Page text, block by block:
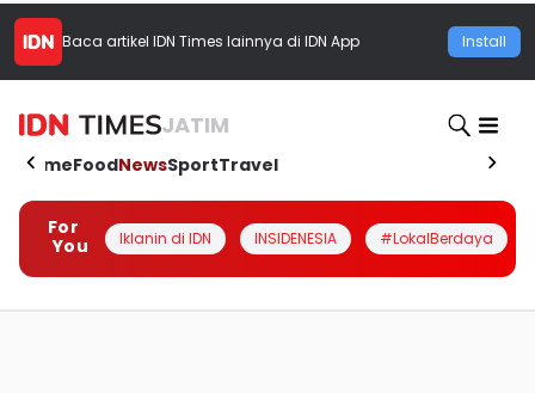
Baca artikel IDN Times lainnya di IDN App Install
JATIM
HomeFoodNewsSportTravel
For
You
Iklanin di IDN INSIDENESIA #LokalBerdaya